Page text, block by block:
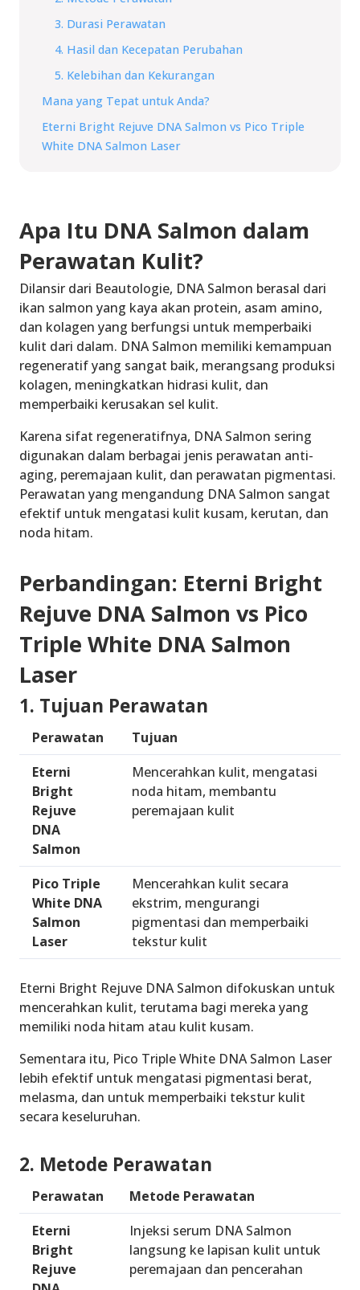
3. Durasi Perawatan
4. Hasil dan Kecepatan Perubahan
5. Kelebihan dan Kekurangan
Mana yang Tepat untuk Anda?
Eterni Bright Rejuve DNA Salmon vs Pico Triple
White DNA Salmon Laser
Apa Itu DNA Salmon dalam
Perawatan Kulit?
Dilansir dari Beautologie, DNA Salmon berasal dari
ikan salmon yang kaya akan protein, asam amino,
dan kolagen yang berfungsi untuk memperbaiki
kulit dari dalam. DNA Salmon memiliki kemampuan
regeneratif yang sangat baik, merangsang produksi
kolagen, meningkatkan hidrasi kulit, dan
memperbaiki kerusakan sel kulit.
Karena sifat regeneratifnya, DNA Salmon sering
digunakan dalam berbagai jenis perawatan anti-
aging, peremajaan kulit, dan perawatan pigmentasi.
Perawatan yang mengandung DNA Salmon sangat
efektif untuk mengatasi kulit kusam, kerutan, dan
noda hitam.
Perbandingan: Eterni Bright
Rejuve DNA Salmon vs Pico
Triple White DNA Salmon
Laser
1. Tujuan Perawatan
Perawatan
Tujuan
Eterni
Bright
Rejuve
DNA
Salmon
Mencerahkan kulit, mengatasi
noda hitam, membantu
peremajaan kulit
Pico Triple
White DNA
Salmon
Laser
Mencerahkan kulit secara
ekstrim, mengurangi
pigmentasi dan memperbaiki
tekstur kulit
Eterni Bright Rejuve DNA Salmon difokuskan untuk
mencerahkan kulit, terutama bagi mereka yang
memiliki noda hitam atau kulit kusam.
Sementara itu, Pico Triple White DNA Salmon Laser
lebih efektif untuk mengatasi pigmentasi berat,
melasma, dan untuk memperbaiki tekstur kulit
secara keseluruhan.
2. Metode Perawatan
Perawatan
Metode Perawatan
Eterni
Bright
Rejuve
Injeksi serum DNA Salmon
langsung ke lapisan kulit untuk
peremajaan dan pencerahan